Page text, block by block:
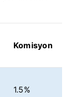
Komisyon
1.5%